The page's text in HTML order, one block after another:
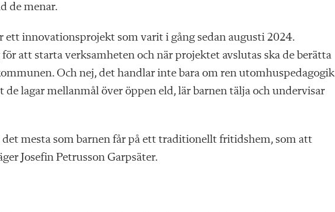
de menar.
ett innovationsprojekt som varit i gång sedan augusti 2024.
att starta verksamheten och när projektet avslutas ska de berätta
Och nej, det handlar inte bara om ren utomhuspedagogik
de lagar mellanmål över öppen eld, lär barnen tälja och undervisar
mesta som barnen får på ett traditionellt fritidshem, som att
Josefin Petrusson Garpsäter.